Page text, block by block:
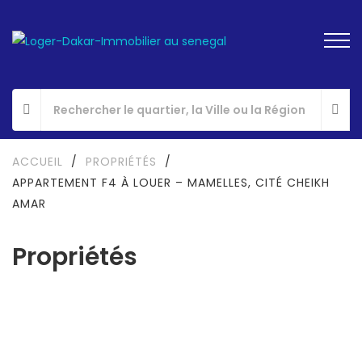
Propriétés
ACCUEIL / PROPRIÉTÉS
/
APPARTEMENT F4 À LOUER – MAMELLES, CITÉ CHEIKH
AMAR